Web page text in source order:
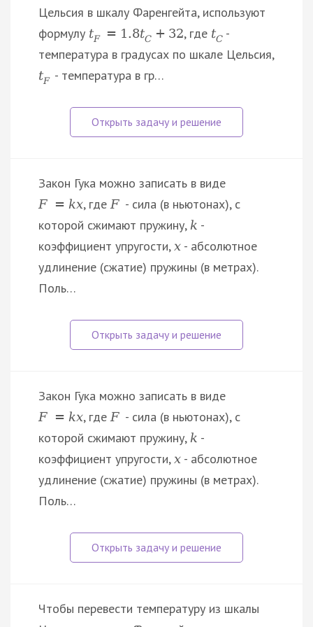
Цельсия в шкалу Фаренгейта, используют
формулу tF = 1.8tC + 32, где tC-
температура в градусах по шкале Цельсия,
tF - температура в гр…
Закон Гука можно записать в виде
F = kx, гдеF - сила (в ньютонах), с
которой сжимают пружину,k -
коэффициент упругости,x - абсолютное
удлинение (сжатие) пружины (в метрах).
Поль…
Закон Гука можно записать в виде
F = kx, гдеF - сила (в ньютонах), с
которой сжимают пружину,k -
коэффициент упругости,x - абсолютное
удлинение (сжатие) пружины (в метрах).
Поль…
Чтобы перевести температуру из шкалы